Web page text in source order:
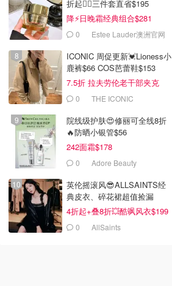
折起❤️‍🔥三件套直省$195
降⚡日晚霜经典组合$281
0 Estee Lauder澳洲官网
ICONIC 周促更新💓Lioness小
鹿裤$66 COS芭蕾鞋$153
7.5折 拉夫劳伦老干部夹克
$4190 THE ICONIC
院线级护肤😍修丽可全线8折
🔥防晒小银管$56
242面霜$178
0 Adore Beauty
英伦摇滚风😎ALLSAINTS经
典皮衣、碎花裙超值捡漏
4折起+叠8折💥酷飒风衣$199
0 AllSaints